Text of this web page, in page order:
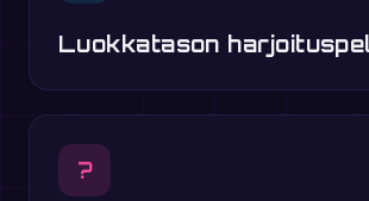
Luokkatason
?